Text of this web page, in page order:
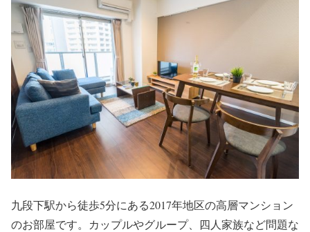
九段下駅から徒歩5分にある2017年地区の高層マンション
のお部屋です。カップルやグループ、四人家族など問題な